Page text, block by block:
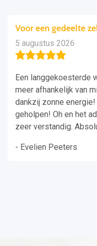
Voor een gedeelte
5 augustus 2026
Een langgekoesterde
meer afhankelijk van
dankzij zonne
geholpen! Oh en het
zeer verstandig.
- Evelien Peeters